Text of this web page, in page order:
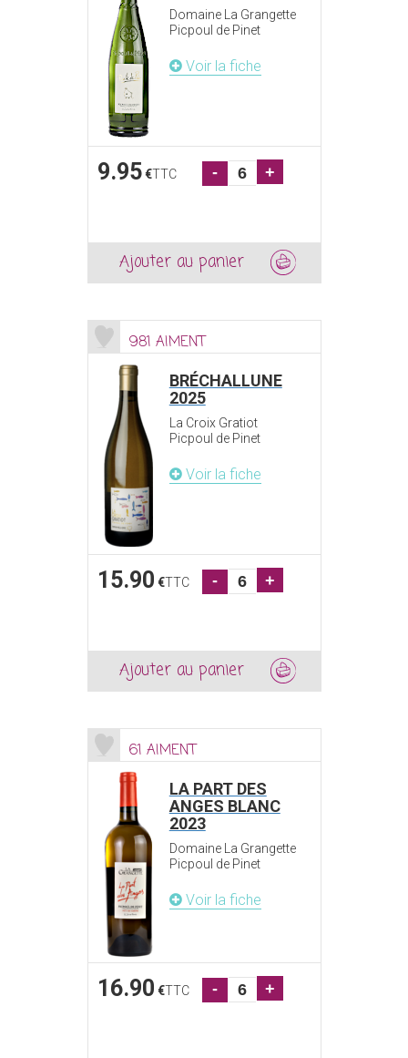
Domaine La Grangette
Picpoul de Pinet
Voir la fiche
9.95 €TTC - +
Ajouter au panier
981 AIMENT
BRÉCHALLUNE
2025
La Croix Gratiot
Picpoul de Pinet
Voir la fiche
15.90 €TTC - +
Ajouter au panier
61 AIMENT
LA PART DES
ANGES BLANC
2023
Domaine La Grangette
Picpoul de Pinet
Voir la fiche
16.90 €TTC - +